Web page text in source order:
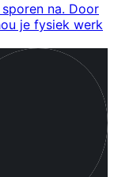
na. Door
je fysiek werk